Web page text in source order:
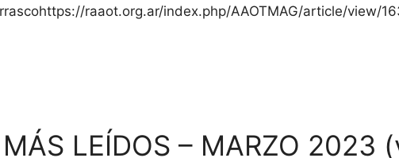
raaot.org.ar/index.php/AAOTMAG/article/view/
LEÍDOS – MARZO 2023